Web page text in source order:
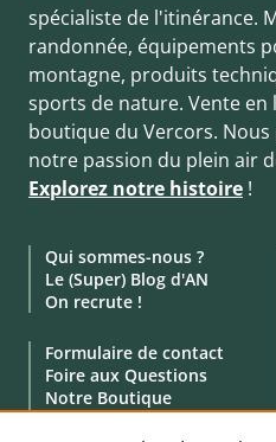
spécialiste de l'itinérance.
randonnée, équipements
montagne, produits
sports de nature. Vente
boutique du Vercors. Nous
notre passion du plein air
Explorez notre histoire !
Qui sommes-nous ?
Le (Super) Blog d'AN
On recrute !
Formulaire de contact
Foire aux Questions
Notre Boutique
Click & Collect